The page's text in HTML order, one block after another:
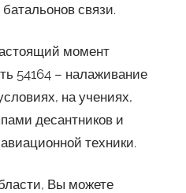
связи.
момент
54164 – налаживание
на учениях,
десантников и
техники.
Вы можете